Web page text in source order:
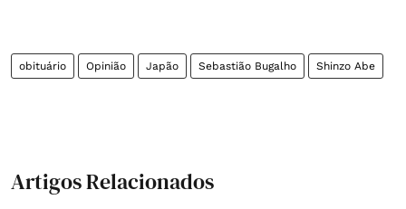
obituário Opinião Japão Sebastião Bugalho Shinzo Abe
Artigos Relacionados